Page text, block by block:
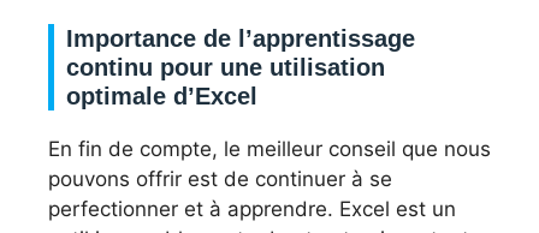
Importance de l’apprentissage
continu pour une utilisation
optimale d’Excel
En fin de compte, le meilleur conseil que nous
pouvons offrir est de continuer à se
perfectionner et à apprendre. Excel est un